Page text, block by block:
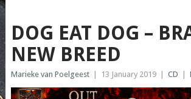
DOG EAT DOG –
NEW BREED
Marieke van Poelgeest 13 January 2019 CD